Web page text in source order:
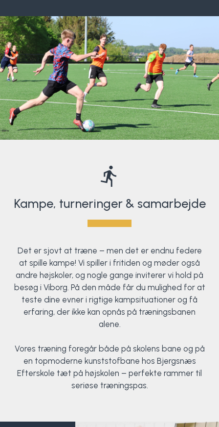
Kampe, turneringer & samarbejde
Det er sjovt at træne – men det er endnu federe
at spille kampe! Vi spiller i fritiden og møder også
andre højskoler, og nogle gange inviterer vi hold på
besøg i Viborg. På den måde får du mulighed for at
teste dine evner i rigtige kampsituationer og få
erfaring, der ikke kan opnås på træningsbanen
alene.
Vores træning foregår både på skolens bane og på
en topmoderne kunststofbane hos Bjergsnæs
Efterskole tæt på højskolen – perfekte rammer til
seriøse træningspas.
SUP
Svømning og Livredning
Tons og teambuilding
Vandsport
Volleyball